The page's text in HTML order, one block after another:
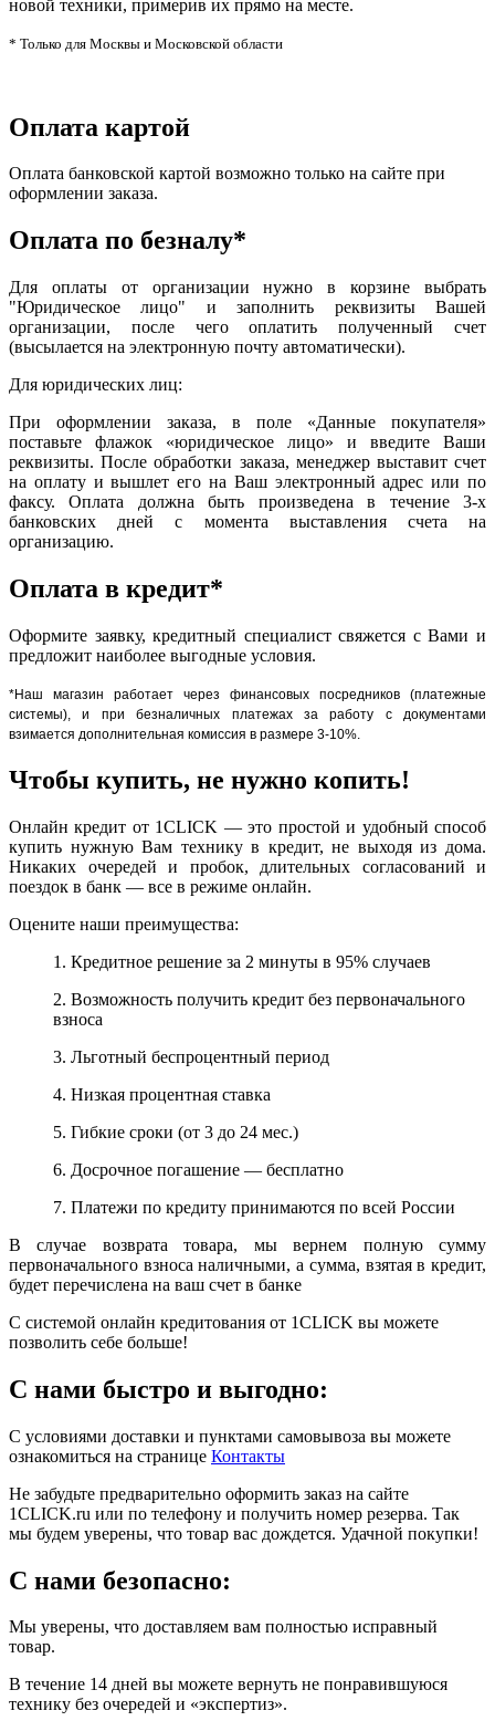
новой техники, примерив их прямо на месте.
* Только для Москвы и Московской области
Оплата картой
Оплата банковской картой возможно только на сайте при
оформлении заказа.
Оплата по безналу*
Для оплаты от организации нужно в корзине выбрать
"Юридическое лицо" и заполнить реквизиты Вашей
организации, после чего оплатить полученный счет
(высылается на электронную почту автоматически).
Для юридических лиц:
При оформлении заказа, в поле «Данные покупателя»
поставьте флажок «юридическое лицо» и введите Ваши
реквизиты. После обработки заказа, менеджер выставит счет
на оплату и вышлет его на Ваш электронный адрес или по
факсу. Оплата должна быть произведена в течение 3-х
банковских дней с момента выставления счета на
организацию.
Оплата в кредит*
Оформите заявку, кредитный специалист свяжется с Вами и
предложит наиболее выгодные условия.
*Наш магазин работает через финансовых посредников (платежные
системы), и при безналичных платежах за работу с документами
взимается дополнительная комиссия в размере 3-10%.
Чтобы купить, не нужно копить!
Онлайн кредит от 1CLICK — это простой и удобный способ
купить нужную Вам технику в кредит, не выходя из дома.
Никаких очередей и пробок, длительных согласований и
поездок в банк — все в режиме онлайн.
Оцените наши преимущества:
1. Кредитное решение за 2 минуты в 95% случаев
2. Возможность получить кредит без первоначального
взноса
3. Льготный беспроцентный период
4. Низкая процентная ставка
5. Гибкие сроки (от 3 до 24 мес.)
6. Досрочное погашение — бесплатно
7. Платежи по кредиту принимаются по всей России
В случае возврата товара, мы вернем полную сумму
первоначального взноса наличными, а сумма, взятая в кредит,
будет перечислена на ваш счет в банке
С системой онлайн кредитования от 1CLICK вы можете
позволить себе больше!
С нами быстро и выгодно:
С условиями доставки и пунктами самовывоза вы можете
ознакомиться на странице Контакты
Не забудьте предварительно оформить заказ на сайте
1CLICK.ru или по телефону и получить номер резерва. Так
мы будем уверены, что товар вас дождется. Удачной покупки!
С нами безопасно:
Мы уверены, что доставляем вам полностью исправный
товар.
В течение 14 дней вы можете вернуть не понравившуюся
технику без очередей и «экспертиз».